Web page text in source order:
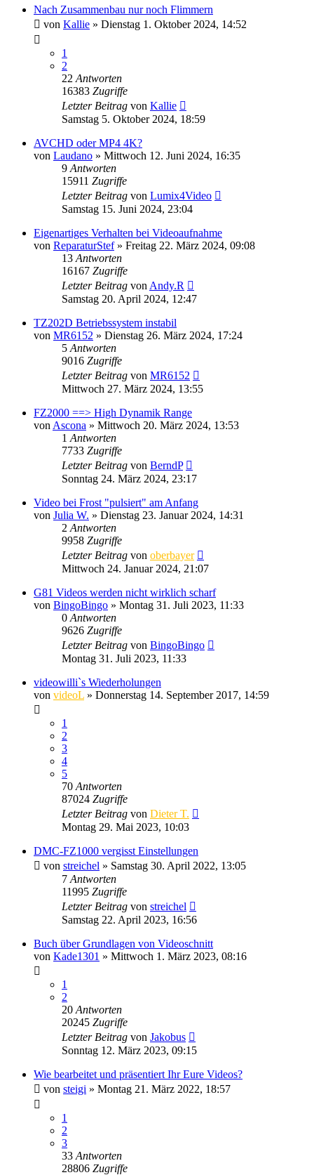
Nach Zusammenbau nur noch Flimmern
von Kallie » Dienstag 1. Oktober 2024, 14:52
1
2
22 Antworten
16383 Zugriffe
Letzter Beitrag von Kallie
Samstag 5. Oktober 2024, 18:59
AVCHD oder MP4 4K?
von Laudano » Mittwoch 12. Juni 2024, 16:35
9 Antworten
15911 Zugriffe
Letzter Beitrag von Lumix4Video
Samstag 15. Juni 2024, 23:04
Eigenartiges Verhalten bei Videoaufnahme
von ReparaturStef» Freitag 22. März 2024, 09:08
13 Antworten
16167 Zugriffe
Letzter Beitrag von Andy.R
Samstag 20. April 2024, 12:47
TZ202D Betriebssystem instabil
von MR6152 » Dienstag 26. März 2024, 17:24
5 Antworten
9016 Zugriffe
Letzter Beitrag von MR6152
Mittwoch 27. März 2024, 13:55
FZ2000 ==> High Dynamik Range
von Ascona » Mittwoch 20. März 2024, 13:53
1 Antworten
7733 Zugriffe
Letzter Beitrag von BerndP
Sonntag 24. März 2024, 23:17
Video bei Frost "pulsiert" am Anfang
von Julia W. » Dienstag 23. Januar 2024, 14:31
2 Antworten
9958 Zugriffe
Letzter Beitrag von oberbayer
Mittwoch 24. Januar 2024, 21:07
G81 Videos werden nicht wirklich scharf
von BingoBingo » Montag 31. Juli 2023, 11:33
0 Antworten
9626 Zugriffe
Letzter Beitrag von BingoBingo
Montag 31. Juli 2023, 11:33
videowilli`s Wiederholungen
von videoL » Donnerstag 14. September 2017, 14:59
1
2
3
4
5
70 Antworten
87024 Zugriffe
Letzter Beitrag von Dieter T.
Montag 29. Mai 2023, 10:03
DMC-FZ1000 vergisst Einstellungen
von streichel » Samstag 30. April 2022, 13:05
7 Antworten
11995 Zugriffe
Letzter Beitrag von streichel
Samstag 22. April 2023, 16:56
Buch über Grundlagen von Videoschnitt
von Kade1301 » Mittwoch 1. März 2023, 08:16
1
2
20 Antworten
20245 Zugriffe
Letzter Beitrag von Jakobus
Sonntag 12. März 2023, 09:15
Wie bearbeitet und präsentiert Ihr Eure Videos?
von steigi » Montag 21. März 2022, 18:57
1
2
3
33 Antworten
28806 Zugriffe